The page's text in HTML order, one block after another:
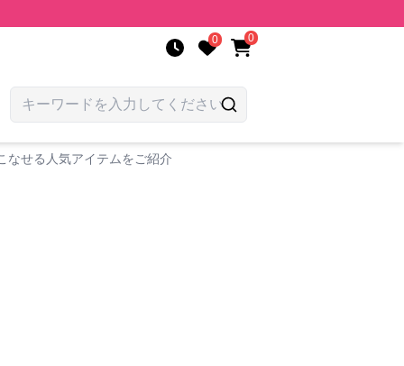
0 0
なせる人気アイテムをご紹介